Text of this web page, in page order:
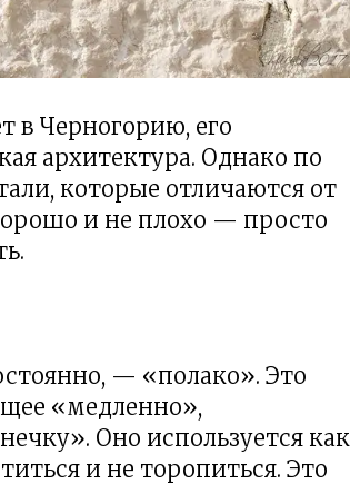
в Черногорию, его
архитектура. Однако по
которые отличаются от
и не плохо — просто
— «полако». Это
«медленно»,
Оно используется как
и не торопиться. Это